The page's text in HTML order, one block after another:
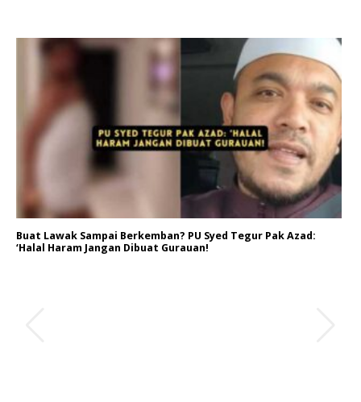
Buat Lawak Sampai Berkemban? PU Syed Tegur Pak Azad:
‘Halal Haram Jangan Dibuat Gurauan!